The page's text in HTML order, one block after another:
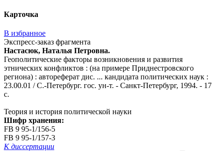
Карточка
В избранное
Экспресс-заказ фрагмента
Настасюк, Наталья Петровна.
Геополитические факторы возникновения и развития
этнических конфликтов : (на примере Приднестровского
региона) : автореферат дис. ... кандидата политических наук :
23.00.01 / С.-Петербург. гос. ун-т. - Санкт-Петербург, 1994. - 17
с.
Теория и история политической науки
Шифр хранения:
FB 9 95-1/156-5
FB 9 95-1/157-3
К диссертации